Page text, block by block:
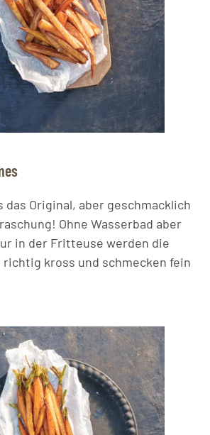
das Original, aber geschmacklich
Ohne Wasserbad aber
in der Fritteuse werden die
kross und schmecken fein